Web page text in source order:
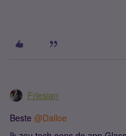
Friesian
Beste ​ @Dalloe